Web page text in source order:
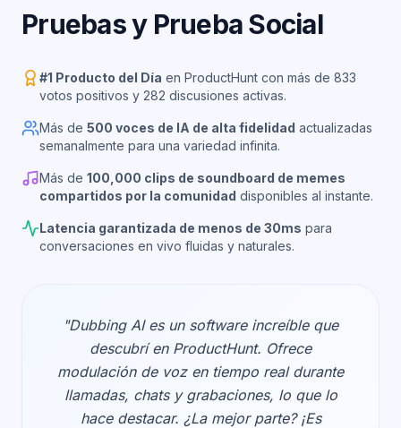
Pruebas y Prueba Social
#1 Producto del Día en ProductHunt con más de 833
votos positivos y 282 discusiones activas.
Más de 500 voces de IA de alta fidelidad actualizadas
semanalmente para una variedad infinita.
Más de 100,000 clips de soundboard de memes
compartidos por la comunidad disponibles al instante.
Latencia garantizada de menos de 30ms para
conversaciones en vivo fluidas y naturales.
"Dubbing AI es un software increíble que
descubrí en ProductHunt. Ofrece
modulación de voz en tiempo real durante
llamadas, chats y grabaciones, lo que lo
hace destacar. ¿La mejor parte? ¡Es